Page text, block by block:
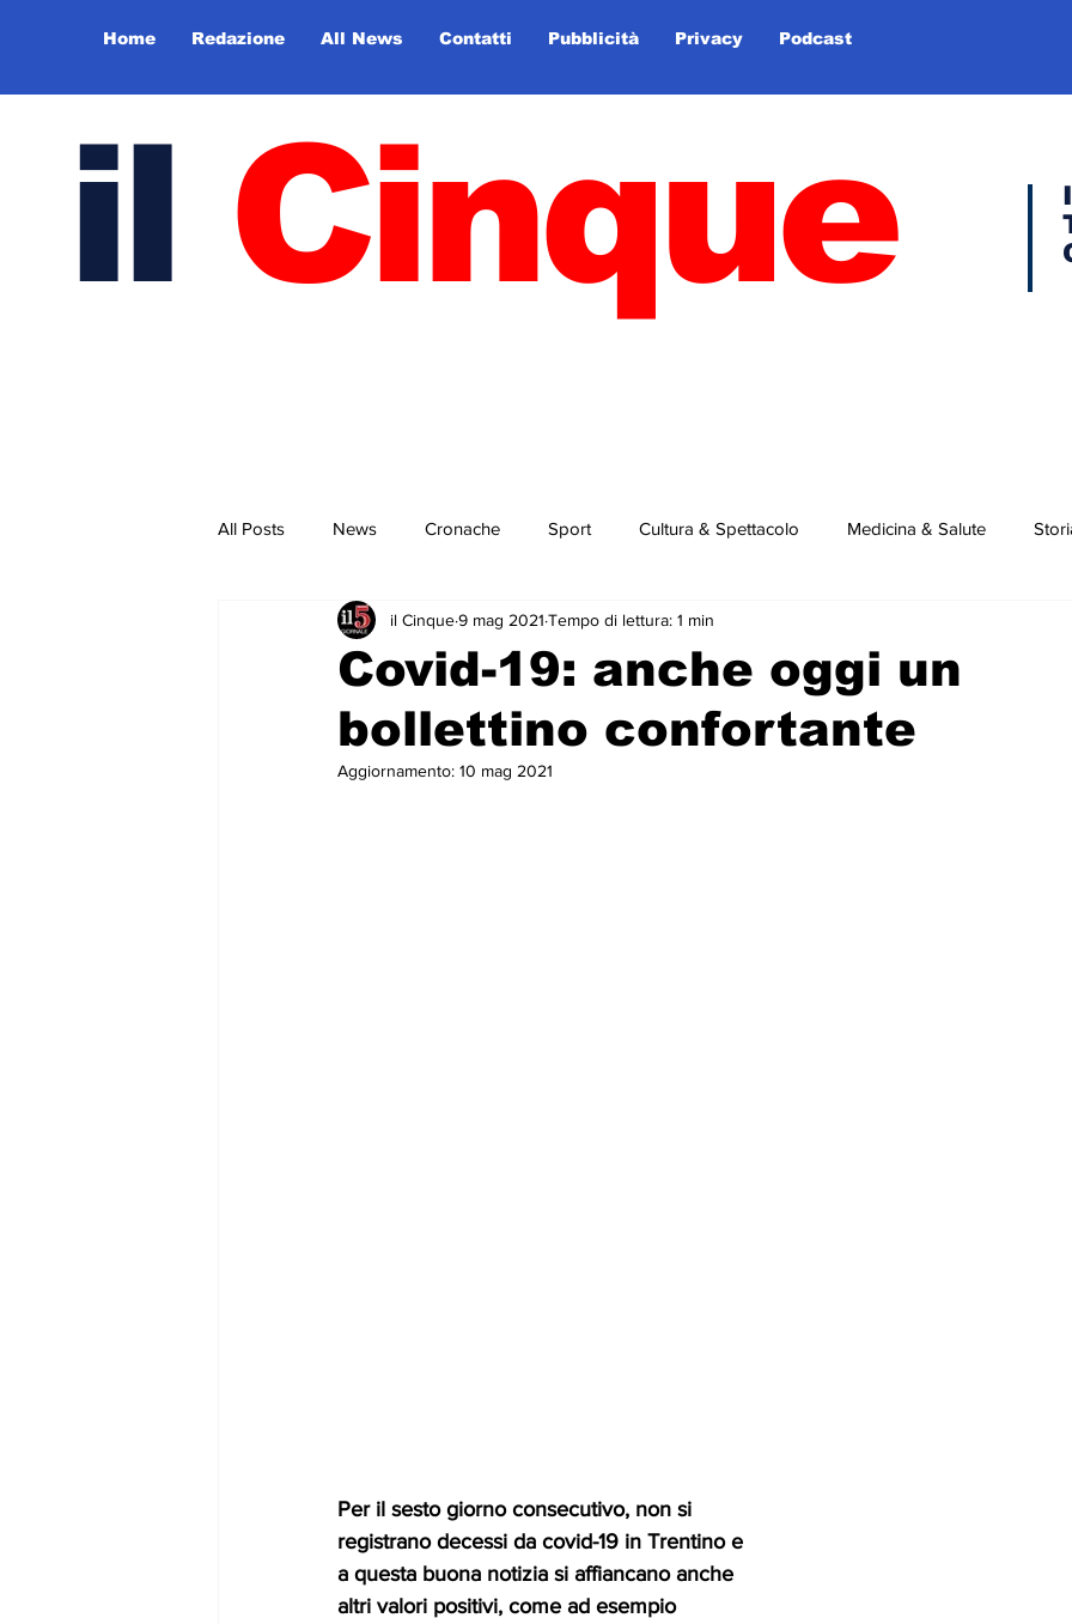
Home Redazione All News Contatti Pubblicità Privacy Podcast
il Cinque
All Posts News Cronache Sport Cultura & Spettacolo Medicina & Salute
Rubriche & Curiosità Sport in primo piano
Covid-19: anche oggi un
bollettino confortante
il Cinque9 mag 2021 Tempo di lettura: 1 min
Aggiornamento: 10 mag 2021
Per il sesto giorno consecutivo, non si
registrano decessi da covid-19 in Trentino e
a questa buona notizia si affiancano anche
altri valori positivi, come ad esempio